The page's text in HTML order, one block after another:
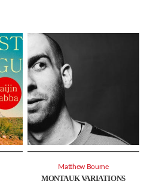
MONTAUK VARIATIONS
Matthew Bourne